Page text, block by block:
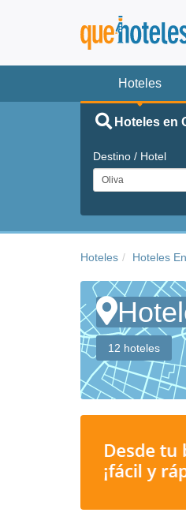
Hoteles
Hoteles en
Destino / Hotel
Hoteles Hoteles
12 hoteles